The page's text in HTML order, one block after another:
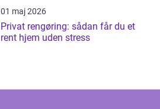
01 maj 2026
Privat rengøring: sådan får du et
rent hjem uden stress